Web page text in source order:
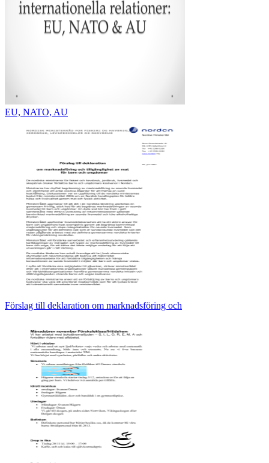
EU, NATO, AU
Förslag till deklaration om marknadsföring och